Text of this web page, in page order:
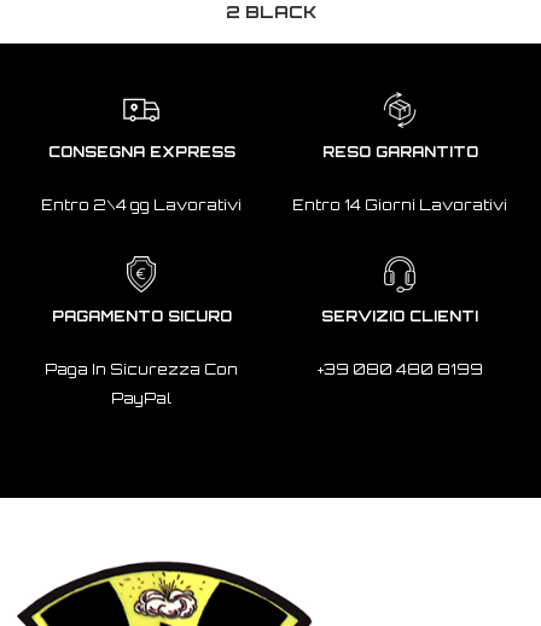
2 BLACK
CONSEGNA EXPRESS
Entro 2\4 gg Lavorativi
RESO GARANTITO
Entro 14 Giorni Lavorativi
PAGAMENTO SICURO
Paga In Sicurezza Con
PayPal
SERVIZIO CLIENTI
+39 080 480 8199